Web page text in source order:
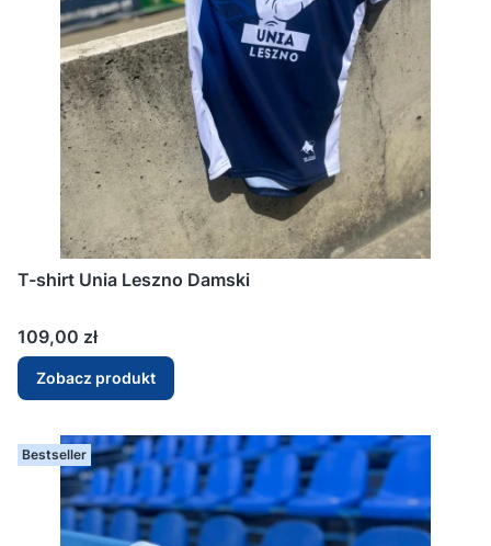
T-shirt Unia Leszno Damski
Cena
109,00 zł
Zobacz produkt
Bestseller